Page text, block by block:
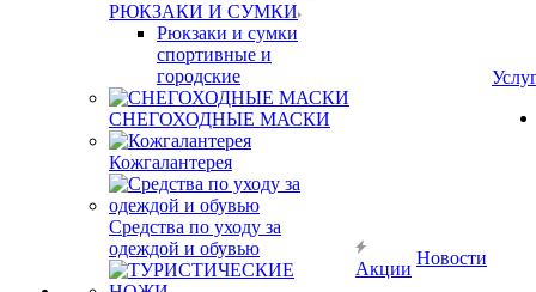
РЮКЗАКИ И СУМКИ
Рюкзаки и сумки
спортивные и
городские
СНЕГОХОДНЫЕ МАСКИ
Кожгалантерея
Средства по уходу за
одеждой и обувью
Акции
Новости